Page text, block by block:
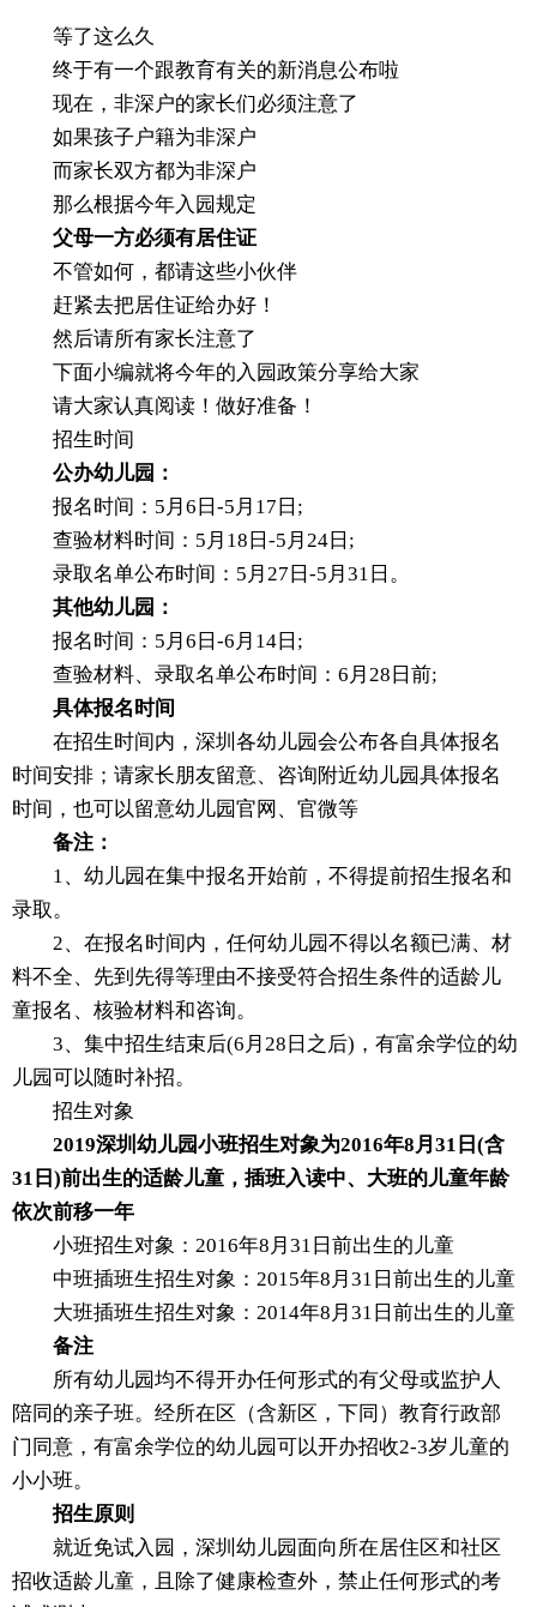
等了这么久
终于有一个跟教育有关的新消息公布啦
现在，非深户的家长们必须注意了
如果孩子户籍为非深户
而家长双方都为非深户
那么根据今年入园规定
父母一方必须有居住证
不管如何，都请这些小伙伴
赶紧去把居住证给办好！
然后请所有家长注意了
下面小编就将今年的入园政策分享给大家
请大家认真阅读！做好准备！
招生时间
公办幼儿园：
报名时间：5月6日-5月17日;
查验材料时间：5月18日-5月24日;
录取名单公布时间：5月27日-5月31日。
其他幼儿园：
报名时间：5月6日-6月14日;
查验材料、录取名单公布时间：6月28日前;
具体报名时间
在招生时间内，深圳各幼儿园会公布各自具体报名
时间安排；请家长朋友留意、咨询附近幼儿园具体报名
时间，也可以留意幼儿园官网、官微等
备注：
1、幼儿园在集中报名开始前，不得提前招生报名和
录取。
2、在报名时间内，任何幼儿园不得以名额已满、材
料不全、先到先得等理由不接受符合招生条件的适龄儿
童报名、核验材料和咨询。
3、集中招生结束后(6月28日之后)，有富余学位的幼
儿园可以随时补招。
招生对象
2019深圳幼儿园小班招生对象为2016年8月31日(含
31日)前出生的适龄儿童，插班入读中、大班的儿童年龄
依次前移一年
小班招生对象：2016年8月31日前出生的儿童
中班插班生招生对象：2015年8月31日前出生的儿童
大班插班生招生对象：2014年8月31日前出生的儿童
备注
所有幼儿园均不得开办任何形式的有父母或监护人
陪同的亲子班。经所在区（含新区，下同）教育行政部
门同意，有富余学位的幼儿园可以开办招收2-3岁儿童的
小小班。
招生原则
就近免试入园，深圳幼儿园面向所在居住区和社区
招收适龄儿童，且除了健康检查外，禁止任何形式的考